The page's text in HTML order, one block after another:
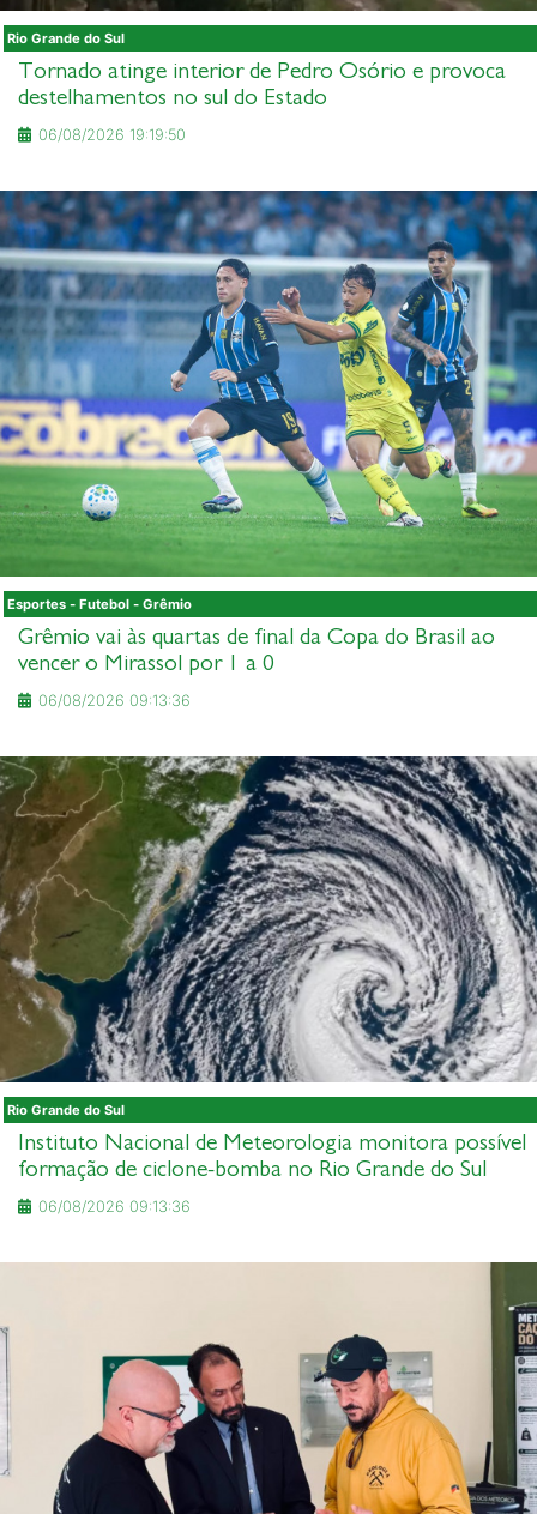
Rio Grande do Sul
Tornado atinge interior de Pedro Osório e provoca
destelhamentos no sul do Estado
06/08/2026 19:19:50
Esportes - Futebol - Grêmio
Grêmio vai às quartas de final da Copa do Brasil ao
vencer o Mirassol por 1 a 0
06/08/2026 09:13:36
Rio Grande do Sul
Instituto Nacional de Meteorologia monitora possível
formação de ciclone-bomba no Rio Grande do Sul
06/08/2026 09:13:36